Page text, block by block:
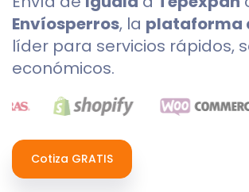
Envíosperros, la plataforma
líder para servicios rápidos,
económicos.
Cotiza GRATIS